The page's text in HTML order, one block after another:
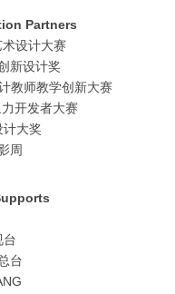
Partners
设计大赛
新设计奖
教师教学创新大赛
开发者大赛
计大奖
周
台
台